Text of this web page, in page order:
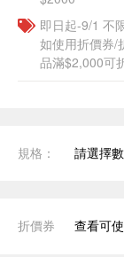
即日起-9/1 不
如使用折價券/
品滿$2,000可
規格： 請選擇
折價券 查看可